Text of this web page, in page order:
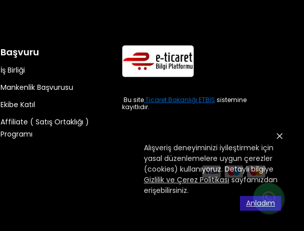
Alışveriş deneyiminizi iyileştirmek için
yasal düzenlemelere uygun çerezler
(cookies) kullanıyoruz. Detaylı bilgiye
Gizlilik ve Çerez Politikasısayfamızdan
erişebilirsiniz.
Anladım
Başvuru
İş Birliği
Mankenlik Başvurusu
Ekibe Katıl
Affiliate ( Satış Ortaklığı )
Programı
Bu siteTicaret Bakanlığı ETBİS sistemine
kayıtlıdır.